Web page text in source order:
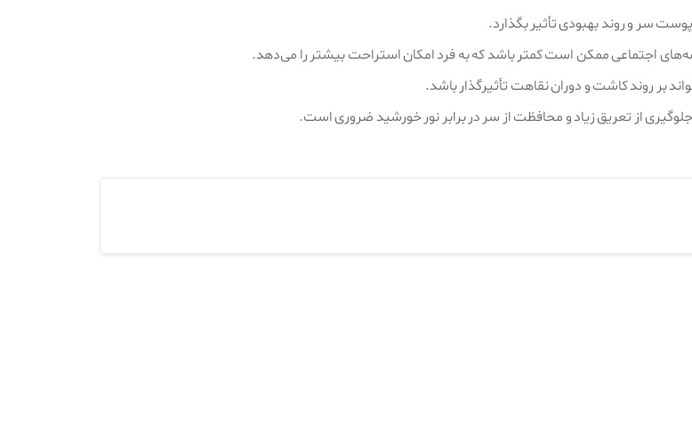
سر و روند بهبودی تأثیر بگذارد.
اجتماعی ممکن است کمتر باشد که به فرد امکان استراحت بیشتر را می‌دهد.
بر روند کاشت و دوران نقاهت تأثیرگذار باشد.
از تعریق زیاد و محافظت از سر در برابر نور خورشید ضروری است.